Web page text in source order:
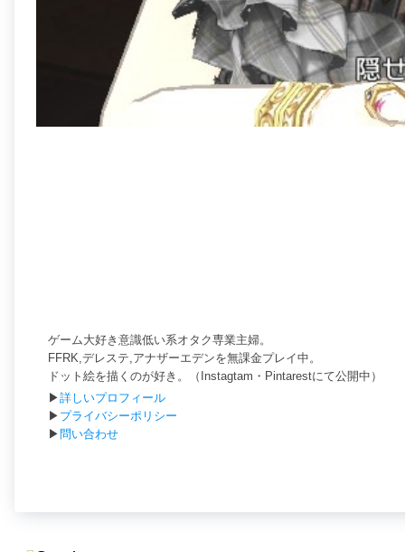
ゲーム大好き意識低い系オタク専業主婦。
FFRK,デレステ,アナザーエデンを無課金プレイ中。
ドット絵を描くのが好き。（Instagtam・Pintarestにて公開中）
▶詳しいプロフィール
▶ プライバシーポリシー
▶ 問い合わせ